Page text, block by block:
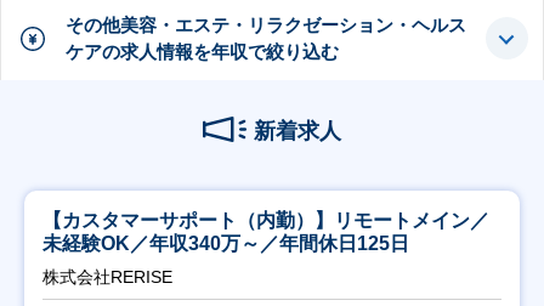
その他美容・エステ・リラクゼーション・ヘルス
ケアの求人情報を年収で絞り込む
新着求人
【カスタマーサポート（内勤）】リモートメイン／
未経験OK／年収340万～／年間休日125日
株式会社RERISE